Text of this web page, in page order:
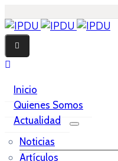
Inicio
Quienes Somos
Actualidad
Noticias
Artículos